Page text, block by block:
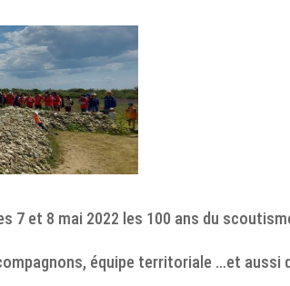
7 et 8 mai 2022 les 100 ans du
équipe territoriale …et aussi